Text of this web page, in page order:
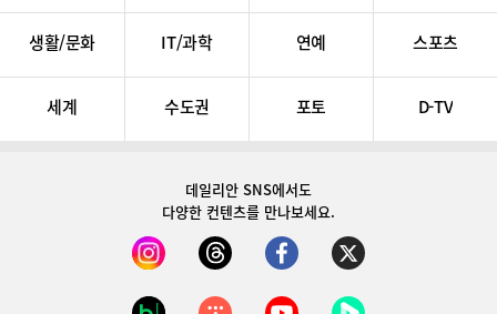
생활/문화 IT/과학 연예 스포츠
세계 수도권 포토 D-TV
데일리안 SNS에서도
다양한 컨텐츠를 만나보세요.